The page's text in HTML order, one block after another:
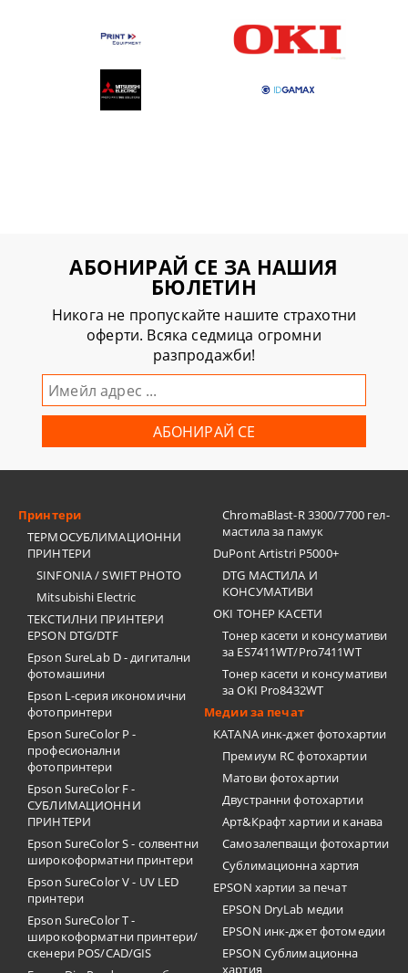
АБОНИРАЙ СЕ ЗА НАШИЯ
БЮЛЕТИН
Никога не пропускайте нашите страхотни
оферти. Всяка седмица огромни
разпродажби!
Принтери
ТЕРМОСУБЛИМАЦИОННИ
ПРИНТЕРИ
SINFONIA / SWIFT PHOTO
Mitsubishi Electric
ТЕКСТИЛНИ ПРИНТЕРИ
EPSON DTG/DTF
Epson SureLab D - дигитални
фотомашини
Epson L-серия икономични
фотопринтери
Epson SureColor P -
професионални
фотопринтери
Epson SureColor F -
СУБЛИМАЦИОННИ
ПРИНТЕРИ
Epson SureColor S - солвентни
широкоформатни принтери
Epson SureColor V - UV LED
принтери
Epson SureColor T -
широкоформатни принтери/
скенери POS/CAD/GIS
ChromaBlast-R 3300/7700 гел-
мастила за памук
DuPont Artistri P5000+
DTG МАСТИЛА И
КОНСУМАТИВИ
OKI ТОНЕР КАСЕТИ
Тонер касети и консумативи
за ES7411WT/Pro7411WT
Тонер касети и консумативи
за OKI Pro8432WT
Медии за печат
KATANA инк-джет фотохартии
Премиум RC фотохартии
Матови фотохартии
Двустранни фотохартии
Арт&Крафт хартии и канава
Самозалепващи фотохартии
Сублимационна хартия
EPSON хартии за печат
EPSON DryLab медии
EPSON инк-джет фотомедии
EPSON Сублимационна
хартия